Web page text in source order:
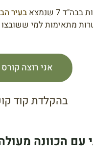
7 שנמצא
בעיר
מתאימות למי
אני רוצה
בהקלדת קוד
הכוונה